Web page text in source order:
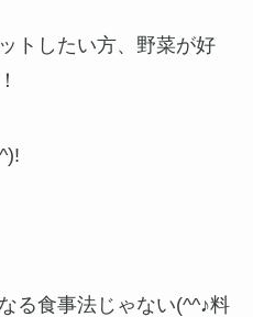
トしたい方、野菜が好
る食事法じゃない(^^♪料